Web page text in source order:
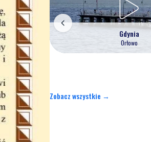
Gdynia
Orłowo
Zobacz wszystkie →